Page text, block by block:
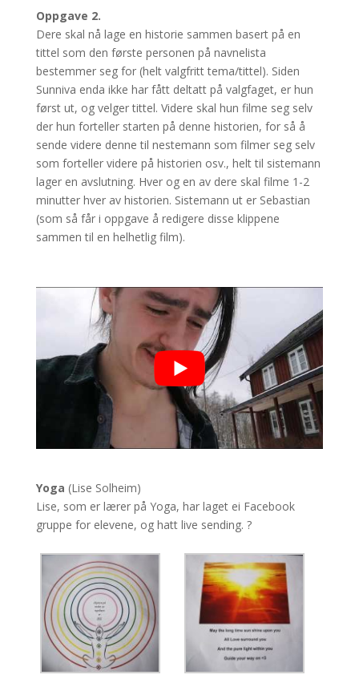
Oppgave 2.
Dere skal nå lage en historie sammen basert på en
tittel som den første personen på navnelista
bestemmer seg for (helt valgfritt tema/tittel). Siden
Sunniva enda ikke har fått deltatt på valgfaget, er hun
først ut, og velger tittel. Videre skal hun filme seg selv
der hun forteller starten på denne historien, for så å
sende videre denne til nestemann som filmer seg selv
som forteller videre på historien osv., helt til sistemann
lager en avslutning. Hver og en av dere skal filme 1-2
minutter hver av historien. Sistemann ut er Sebastian
(som så får i oppgave å redigere disse klippene
sammen til en helhetlig film).
Yoga (Lise Solheim)
Lise, som er lærer på Yoga, har laget ei Facebook
gruppe for elevene, og hatt live sending. ?